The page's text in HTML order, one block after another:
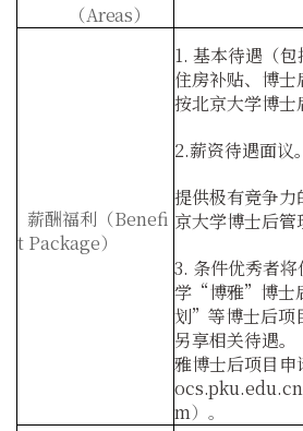
（Areas）
薪酬福利 （Benefi
t Package）
1.基本待遇（
住房补贴、博士
按北京大学博
2.薪资待遇面议。
提供极有竞争
京大学博士后管
3. 条件优秀者
学“博雅”博士
划”等博士后项
另享相关待遇
雅博士后项目
m）。